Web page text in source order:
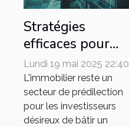
Stratégies
efficaces pour
diversifier un
portefeuille
d'investissement
en immobilier
Lundi 19 mai 2025 22:40
L'immobilier reste un
secteur de prédilection
pour les investisseurs
désireux de bâtir un